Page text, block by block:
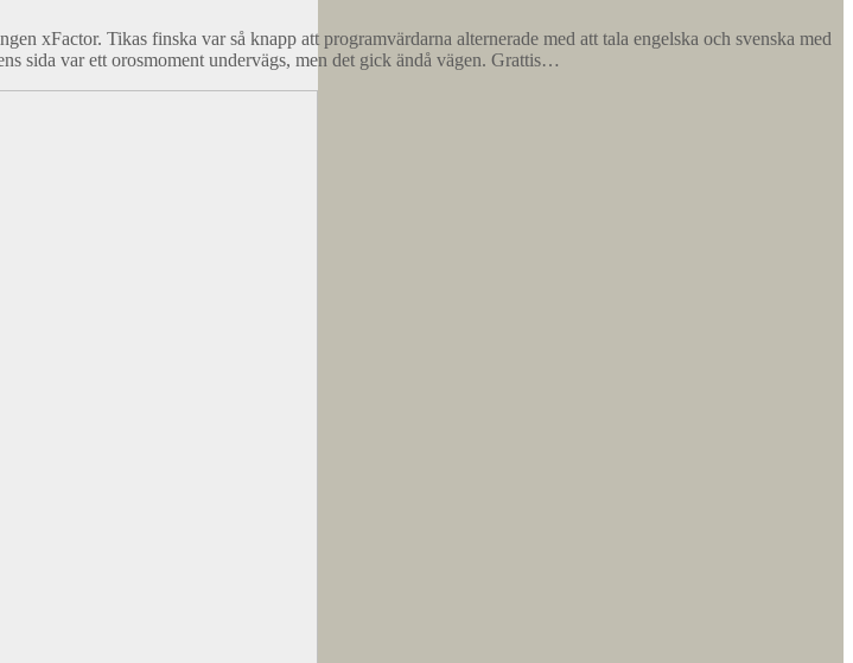
xFactor. Tikas finska var så knapp att programvärdarna alternerade med att tala engelska och svenska med
sida var ett orosmoment undervägs, men det gick ändå vägen. Grattis…